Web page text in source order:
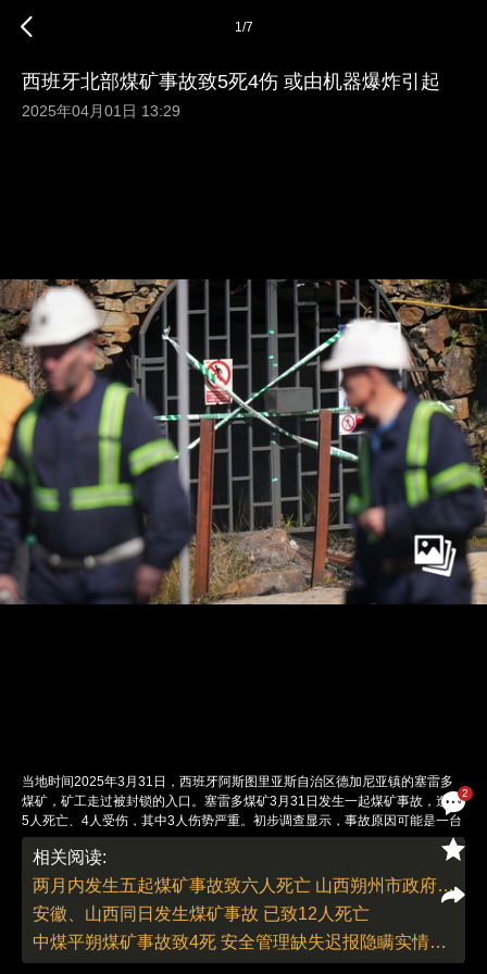
2
1/7
西班牙北部煤矿事故致5死4伤 或由机器爆炸引起
2025年04月01日 13:29
当地时间2025年3月31日，西班牙阿斯图里亚斯自治区德加尼亚镇的塞雷多
煤矿，矿工走过被封锁的入口。塞雷多煤矿3月31日发生一起煤矿事故，造成
5人死亡、4人受伤，其中3人伤势严重。初步调查显示，事故原因可能是一台
机器在使用中发生爆炸，调查工作还在进行中。西班牙首相佩德罗·桑切斯当
日通过社交媒体向遇难者家属表示慰问。图：Cesar Manso/视觉中国
责任编辑：刘青 董德 | 版面编辑：刘青
相关阅读:
两月内发生五起煤矿事故致六人死亡 山西朔州市政府被约谈
安徽、山西同日发生煤矿事故 已致12人死亡
中煤平朔煤矿事故致4死 安全管理缺失迟报隐瞒实情43人被问责